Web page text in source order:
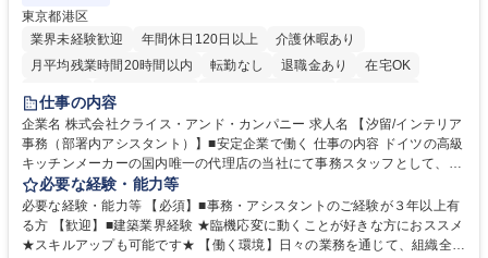
東京都港区
業界未経験歓迎
年間休日120日以上
介護休暇あり
月平均残業時間20時間以内
転勤なし 退職金あり
在宅OK
育休あり
完全週休2日制
駅近5分以内
土日祝休み
仕事の内容
企業名 株式会社クライス・アンド・カンパニー 求人名 【汐留/インテリア
事務（部署内アシスタント）】■安定企業で働く 仕事の内容 ドイツの高級
キッチンメーカーの国内唯一の代理店の当社にて事務スタッフとして、部
署内の事務業務全般をお任せいたします。 裁量を持って働いていただける
ため、スキルアップも可能です。 【部署内の事務業務全般】 ■サンプルの
仕分け・整理 ■電話応対 ■書類作成（会議資料、お客様宛請求書、支払書
類を取りまとめて経理へ提出等） ■ショールームアテンド・運営・予約業
必要な経験・能力等
必要な経験・能力等 【必須】■事務・アシスタントのご経験が３年以上有
る方 【歓迎】■建築業界経験 ★臨機応変に動くことが好きな方におススメ
★スキルアップも可能です★ 【働く環境】日々の業務を通じて、組織全体